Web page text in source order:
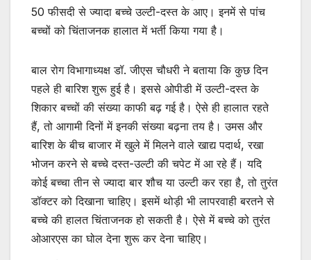
50 फीसदी से ज्यादा बच्चे उल्टी-दस्त के आए। इनमें से पांच
बच्चों को चिंताजनक हालात में भर्ती किया गया है।
बाल रोग विभागाध्यक्ष डॉ. जीएस चौधरी ने बताया कि कुछ दिन
पहले ही बारिश शुरू हुई है। इससे ओपीडी में उल्टी-दस्त के
शिकार बच्चों की संख्या काफी बढ़ गई है। ऐसे ही हालात रहते
हैं, तो आगामी दिनों में इनकी संख्या बढ़ना तय है। उमस और
बारिश के बीच बाजार में खुले में मिलने वाले खाद्य पदार्थ, रखा
भोजन करने से बच्चे दस्त-उल्टी की चपेट में आ रहे हैं। यदि
कोई बच्चा तीन से ज्यादा बार शौच या उल्टी कर रहा है, तो तुरंत
डॉक्टर को दिखाना चाहिए। इसमें थोड़ी भी लापरवाही बरतने से
बच्चे की हालत चिंताजनक हो सकती है। ऐसे में बच्चे को तुरंत
ओआरएस का घोल देना शुरू कर देना चाहिए।